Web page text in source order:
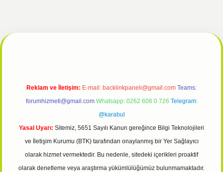
güncel
Reklam ve İletişim: E-mail: backlinkpaneli@gmail.com Teams:
forumhizmeti@gmail.com Whatsapp: 0262 606 0 726 Telegram:
@karabul
Yasal Uyarı: Sitemiz, 5651 Sayılı Kanun gereğince Bilgi Teknolojileri
ve İletişim Kurumu (BTK) tarafından onaylanmış bir Yer Sağlayıcı
olarak hizmet vermektedir. Bu nedenle, sitedeki içerikleri proaktif
olarak denetleme veya araştırma yükümlülüğümüz bulunmamaktadır.